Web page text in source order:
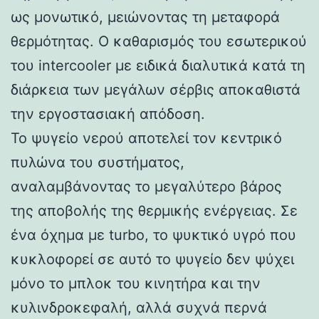
ως μονωτικό, μειώνοντας τη μεταφορά
θερμότητας. Ο καθαρισμός του εσωτερικού
του intercooler με ειδικά διαλυτικά κατά τη
διάρκεια των μεγάλων σέρβις αποκαθιστά
την εργοστασιακή απόδοση.
Το ψυγείο νερού αποτελεί τον κεντρικό
πυλώνα του συστήματος,
αναλαμβάνοντας το μεγαλύτερο βάρος
της αποβολής της θερμικής ενέργειας. Σε
ένα όχημα με turbo, το ψυκτικό υγρό που
κυκλοφορεί σε αυτό το ψυγείο δεν ψύχει
μόνο το μπλοκ του κινητήρα και την
κυλινδροκεφαλή, αλλά συχνά περνά